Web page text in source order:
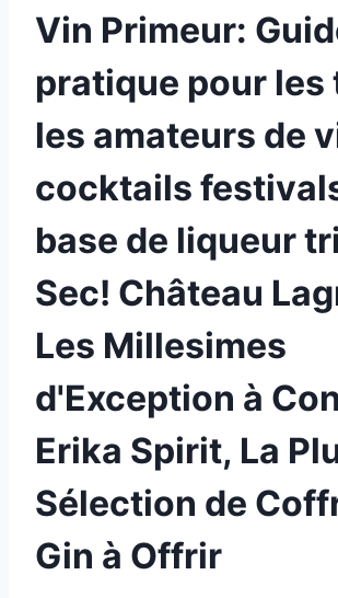
Vin Primeur:
pratique pour les
les amateurs de
cocktails
base de liqueur
Sec! Château
Les Millesimes
d'Exception à
Erika Spirit, La
Sélection de
Gin à Offrir